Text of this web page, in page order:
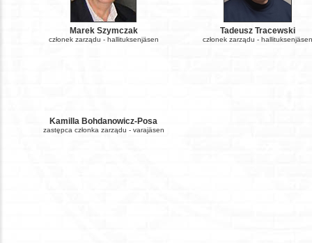
Marek Szymczak
członek zarządu - hallituksenjäsen
Tadeusz Tracewski
członek zarządu - hallituksenjäsen
Kamilla Bohdanowicz-Posa
zastępca członka zarządu - varajäsen